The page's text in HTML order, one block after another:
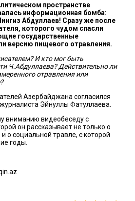
пространстве
информационная бомба:
Абдуллаев! Сразу же после
которого чудом спасли
государственные
версию пищевого отравления.
И кто мог быть
Ч.Абдуллаева? Действительно ли
отравления или
Азербайджана согласился
Эйнуллы Фатуллаева.
вниманию видеобеседу с
он рассказывает не только о
о социальной травле, с которой
годы.